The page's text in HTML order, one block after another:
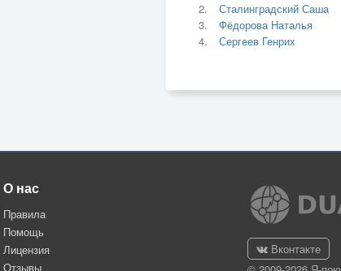
Сталинградский Саша
Фёдорова Наталья
Сергеев Генрих
О нас
Правила
Помощь
Лицензия
Отзывы
Вконтакте